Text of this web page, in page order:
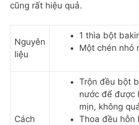
cũng rất hiệu quả.
Nguyên
liệu
1 thìa bột
Một chén nhỏ
Cách
Trộn đều bột
nước để được
mịn, không
Thoa đều hỗn